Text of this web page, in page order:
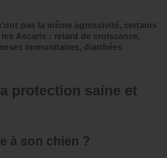
pas la même agressivité, certains
Ascaris : retard de croissance,
immunitaires, diarrhées
protection saine et
à son chien ?